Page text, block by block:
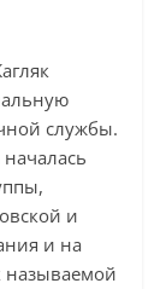
службы.
и
и на
называемой